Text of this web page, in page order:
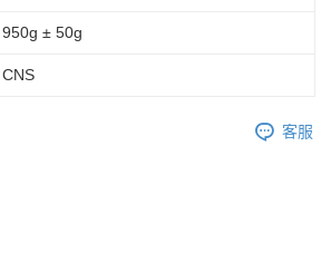
950g ± 50g
CNS
客服